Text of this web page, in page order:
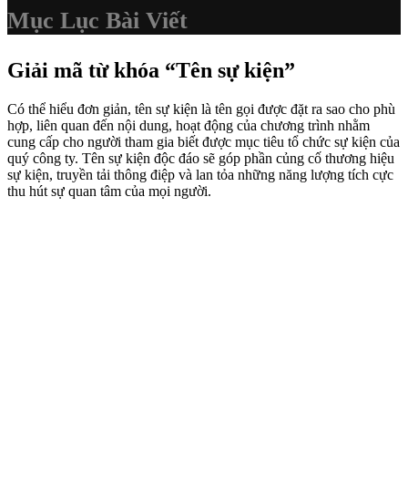
Mục Lục Bài Viết
Giải mã từ khóa “Tên sự kiện”
Có thể hiểu đơn giản, tên sự kiện là tên gọi được đặt ra sao cho phù
hợp, liên quan đến nội dung, hoạt động của chương trình nhằm
cung cấp cho người tham gia biết được mục tiêu tổ chức sự kiện của
quý công ty. Tên sự kiện độc đáo sẽ góp phần củng cố thương hiệu
sự kiện, truyền tải thông điệp và lan tỏa những năng lượng tích cực
thu hút sự quan tâm của mọi người.